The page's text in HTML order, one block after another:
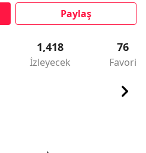
Paylaş
1,418
İzleyecek
76
Favori